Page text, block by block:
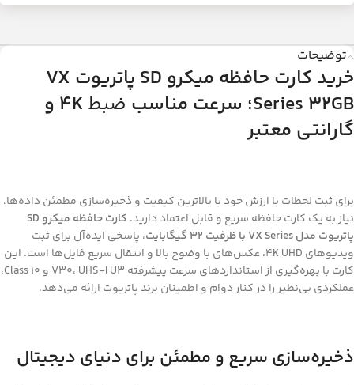
توضیحات
خرید کارت حافظه میکرو SD پاتریوت VX
Series 32GB؛ سرعت مناسب ضبط 4K
و
گارانتی معتبر
برای ثبت لحظات با ارزش خود با بالاترین کیفیت و ذخیره‌سازی مطمئن داده‌ها،
نیاز به یک کارت حافظه سریع و قابل اعتماد دارید. کارت حافظه میکرو SD
پاتریوت مدلVX Series با ظرفیت 32 گیگابایت
، پاسخی ایده‌آل برای ثبت
ویدیوهای 4K UHD، عکس‌های با وضوح بالا و انتقال سریع فایل‌ها است. این
کارت با بهره‌گیری از استانداردهای سرعت پیشرفته V30، UHS-I U3 و Class 10،
عملکردی بی‌نظیر را در کنار دوام و اطمینان برند پاتریوت ارائه می‌دهد.
ذخیره‌سازی سریع و مطمئن برای دنیای دیجیتال